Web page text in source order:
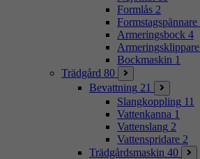
Formlås 2
Formstagspännare
Armeringsbock 4
Armeringsklippare
Bockmaskin 1
Trädgård 80
Bevattning 21
Slangkoppling 11
Vattenkanna 1
Vattenslang 2
Vattenspridare 2
Trädgårdsmaskin 40